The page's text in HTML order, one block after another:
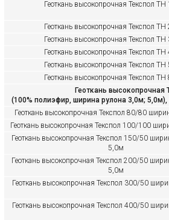
Геоткань высокопрочная Текспол ТН
Геоткань высокопрочная Текспол ТН
Геоткань высокопрочная Текспол ТН
Геоткань высокопрочная Текспол ТН
Геоткань высокопрочная Текспол ТН
Геоткань высокопрочная Текспол ТН
Геоткань высокопрочная
(100% полиэфир, ширина рулона 3,0м; 5,0м),
Геоткань высокопрочная Текспол 80/80
Геоткань высокопрочная Текспол 100/100
Геоткань высокопрочная Текспол 150/50
5,0м
Геоткань высокопрочная Текспол 200/50
5,0м
Геоткань высокопрочная Текспол 300/50
Геоткань высокопрочная Текспол 400/50